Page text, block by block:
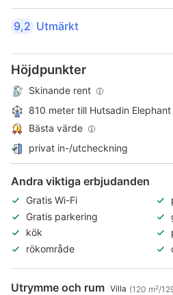
9,2 Utmärkt
Höjdpunkter
Skinande rent
810 meter till Hutsadin Elephant
Bästa värde
privat in-/utcheckning
Andra viktiga erbjudanden
Gratis Wi-Fi
Gratis parkering
kök
rökområde
Utrymme och rum Villa (120 m²/